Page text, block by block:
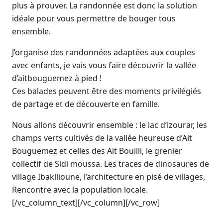
plus à prouver. La randonnée est donc la solution
idéale pour vous permettre de bouger tous
ensemble.
J’organise des randonnées adaptées aux couples
avec enfants, je vais vous faire découvrir la vallée
d’aitbouguemez à pied !
Ces balades peuvent être des moments privilégiés
de partage et de découverte en famille.
Nous allons découvrir ensemble : le lac d’izourar, les
champs verts cultivés de la vallée heureuse d’Ait
Bouguemez et celles des Ait Bouilli, le grenier
collectif de Sidi moussa. Les traces de dinosaures de
village Ibakllioune, l’architecture en pisé de villages,
Rencontre avec la population locale.
[/vc_column_text][/vc_column][/vc_row]